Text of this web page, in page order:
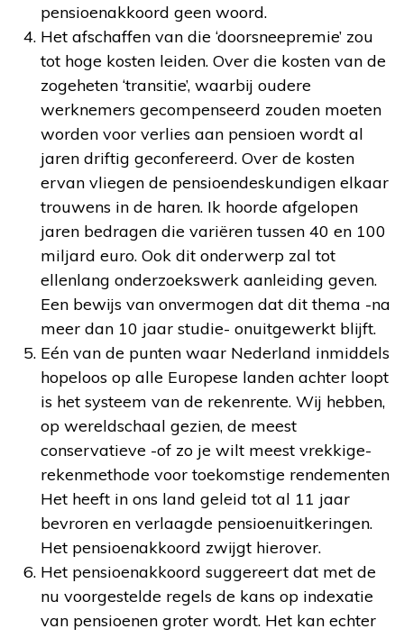
pensioenakkoord geen woord.
Het afschaffen van die ‘doorsneepremie’ zou
tot hoge kosten leiden. Over die kosten van de
zogeheten ‘transitie’, waarbij oudere
werknemers gecompenseerd zouden moeten
worden voor verlies aan pensioen wordt al
jaren driftig geconfereerd. Over de kosten
ervan vliegen de pensioendeskundigen elkaar
trouwens in de haren. Ik hoorde afgelopen
jaren bedragen die variëren tussen 40 en 100
miljard euro. Ook dit onderwerp zal tot
ellenlang onderzoekswerk aanleiding geven.
Een bewijs van onvermogen dat dit thema -na
meer dan 10 jaar studie- onuitgewerkt blijft.
Eén van de punten waar Nederland inmiddels
hopeloos op alle Europese landen achter loopt
is het systeem van de rekenrente. Wij hebben,
op wereldschaal gezien, de meest
conservatieve -of zo je wilt meest vrekkige-
rekenmethode voor toekomstige rendementen
Het heeft in ons land geleid tot al 11 jaar
bevroren en verlaagde pensioenuitkeringen.
Het pensioenakkoord zwijgt hierover.
Het pensioenakkoord suggereert dat met de
nu voorgestelde regels de kans op indexatie
van pensioenen groter wordt. Het kan echter